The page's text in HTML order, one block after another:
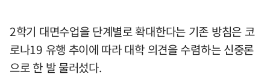
2학기 대면수업을 단계별로 확대한다는 기존 방침은 코
로나19 유행 추이에 따라 대학 의견을 수렴하는 신중론
으로 한 발 물러섰다.